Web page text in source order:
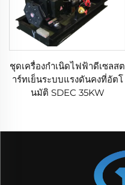
ชุดเครื่องกำเนิดไฟฟ้าดีเซลสต
าร์ทเย็นระบบแรงดันคงที่อัตโ
นมัติ SDEC 35KW